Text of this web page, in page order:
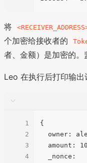
将
个加密给接收者的
者、金额）是加密的
Leo 在执行后打印输出
1
2
3
4
{